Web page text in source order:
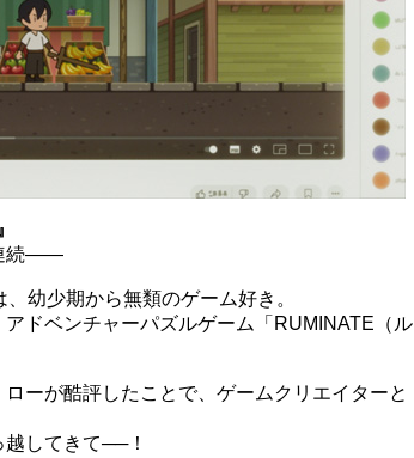
続――
幼少期から無類のゲーム好き。
ドベンチャーパズルゲーム「RUMINATE（ル
ーが酷評したことで、ゲームクリエイターと
してきて──！